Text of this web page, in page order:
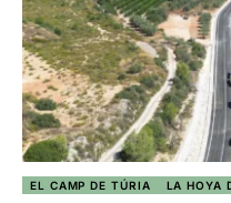
EL CAMP DE TÚRIA LA HOYA